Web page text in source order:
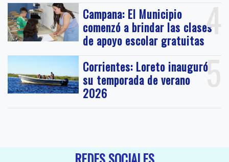
4
Campana: El Municipio
comenzó a brindar las clases
de apoyo escolar gratuitas
5
Corrientes: Loreto inauguró
su temporada de verano
2026